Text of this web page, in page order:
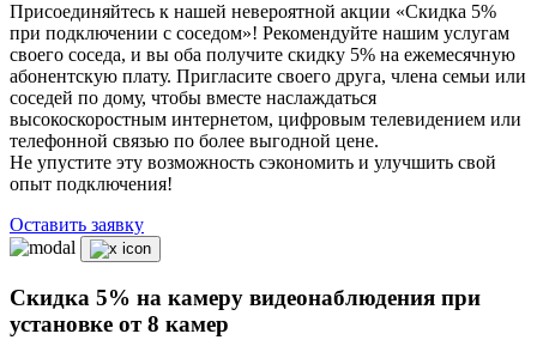
Присоединяйтесь к нашей невероятной акции «Скидка 5%
при подключении с соседом»! Рекомендуйте нашим услугам
своего соседа, и вы оба получите скидку 5% на ежемесячную
абонентскую плату. Пригласите своего друга, члена семьи или
соседей по дому, чтобы вместе наслаждаться
высокоскоростным интернетом, цифровым телевидением или
телефонной связью по более выгодной цене.
Не упустите эту возможность сэкономить и улучшить свой
опыт подключения!
Оставить заявку
Скидка 5% на камеру видеонаблюдения при
установке от 8 камер